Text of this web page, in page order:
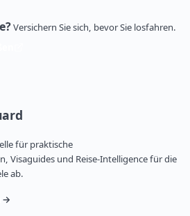
Versichern Sie sich, bevor Sie losfahren.
für praktische
Visaguides und Reise-Intelligence für die
ab.
→